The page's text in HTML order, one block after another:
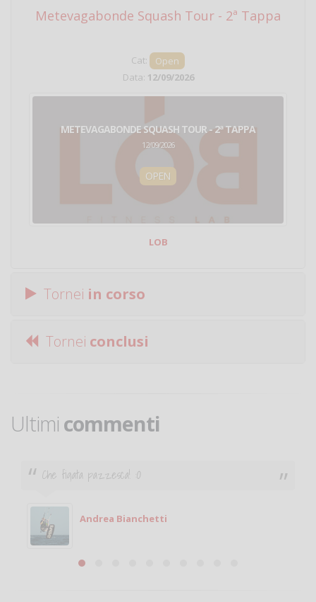
Metevagabonde Squash Tour - 2ª Tappa
Cat:
Open
Data: 12/09/2026
METEVAGABONDE SQUASH TOUR - 2ª TAPPA
12/09/2026
OPEN
LOB
Tornei in corso
Tornei conclusi
Ultimi commenti
Ciao. Sono a Treviglio da poco e vorrei tornare a
Michele
Michele Miglionico